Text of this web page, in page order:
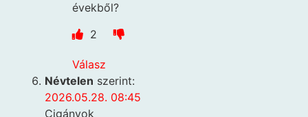
évekből?
2
Válasz
Névtelen szerint:
2026.05.28. 08:45
Cigányok